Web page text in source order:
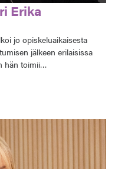
Erika
jo opiskeluaikaisesta
jälkeen erilaisissa
hän toimii
hän antaa
omaa osaamistaan ja